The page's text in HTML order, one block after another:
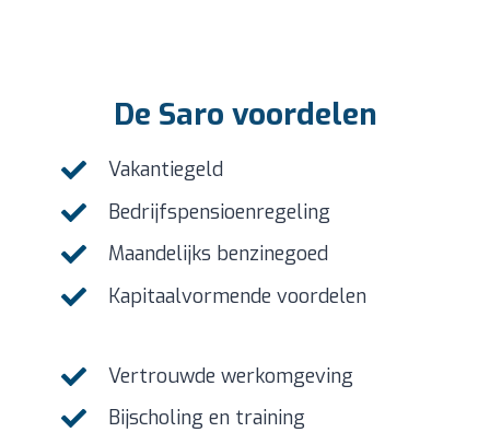
De Saro voordelen
Vakantiegeld
Bedrijfspensioenregeling
Maandelijks benzinegoed
Kapitaalvormende voordelen
Vertrouwde werkomgeving
Bijscholing en training